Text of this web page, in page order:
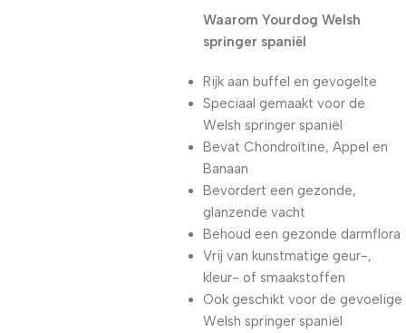
Waarom Yourdog Welsh
springer spaniël
Rijk aan buffel en gevogelte
Speciaal gemaakt voor de
Welsh springer spaniël
Bevat Chondroïtine, Appel en
Banaan
Bevordert een gezonde,
glanzende vacht
Behoud een gezonde darmflora
Vrij van kunstmatige geur-,
kleur- of smaakstoffen
Ook geschikt voor de gevoelige
Welsh springer spaniël